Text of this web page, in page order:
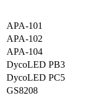
APA-101
APA-102
APA-104
DycoLED PB3
DycoLED PC5
GS8208